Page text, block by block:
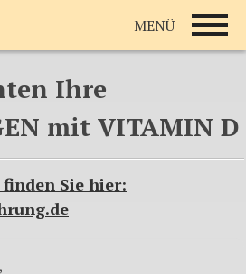
Ihre
mit VITAMIN D
Sie hier:
MENÜ